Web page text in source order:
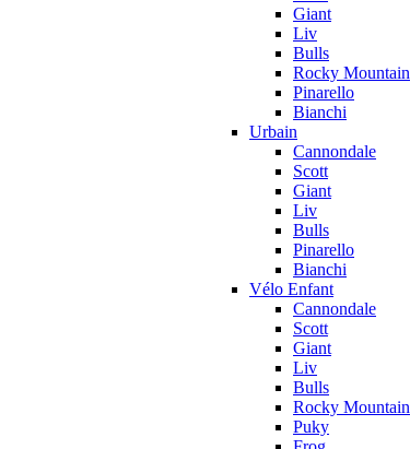
Giant
Liv
Bulls
Rocky Mountain
Pinarello
Bianchi
Urbain
Cannondale
Scott
Giant
Liv
Bulls
Pinarello
Bianchi
Vélo Enfant
Cannondale
Scott
Giant
Liv
Bulls
Rocky Mountain
Puky